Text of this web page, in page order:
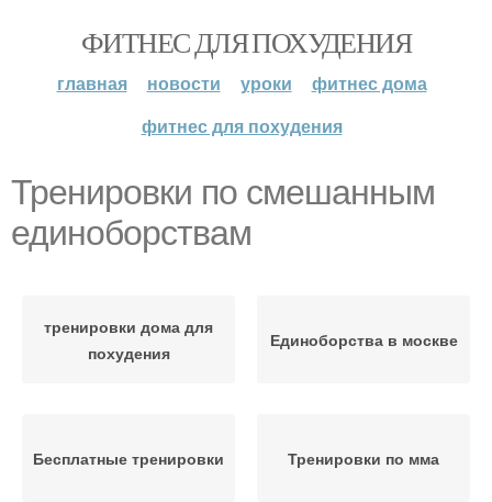
ФИТНЕС ДЛЯ ПОХУДЕНИЯ
главная новости уроки
фитнес дома
фитнес для похудения
Тренировки по смешанным
единоборствам
тренировки дома для
похудения
Единоборства в москве
Бесплатные тренировки Тренировки по мма